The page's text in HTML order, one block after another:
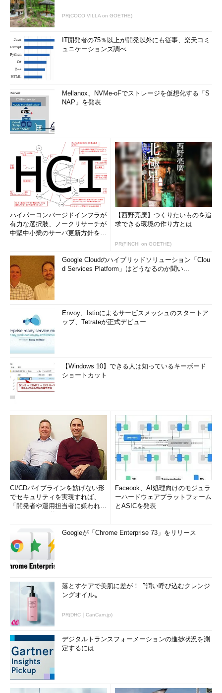
PR(COCO VILLA on GOETHE)
IT開発者の75％以上が開発以外にも従事、楽天コミ
ュニケーションズ調べ
Mellanox、NVMe-oFでストレージを仮想化する「S
NAP」を発表
ハイパーコンバージドインフラが
有力な選択肢、ノークリサーチが
中堅中小業のサーバ更新方針を調
【西野亮廣】つくりたいものを追
求できる環境の作り方とは
PR(FINCHI on GOETHE)
Google Cloudのハイブリッドソリューション「Clou
d Services Platform」はどうなるのか聞い...
Envoy、Istioによるサービスメッシュのスタートア
ップ、Tetrateが正式デビュー
【Windows 10】できる人は知っているキーボード
ショートカット
CI/CDパイプラインを妨げない形
でセキュリティを実現すれば、
「開発者や運用担当者に嫌われな
Faceook、AI処理向けのモジュラ
ーハードウェアプラットフォーム
とASICを発表
Googleが「Chrome Enterprise 73」をリリース
落とすケアで美肌に差が！〝潤い呼び込むクレンジ
ングオイル〟
PR(DHC｜CanCam.jp)
デジタルトランスフォーメーションの進捗状況を測
定するには